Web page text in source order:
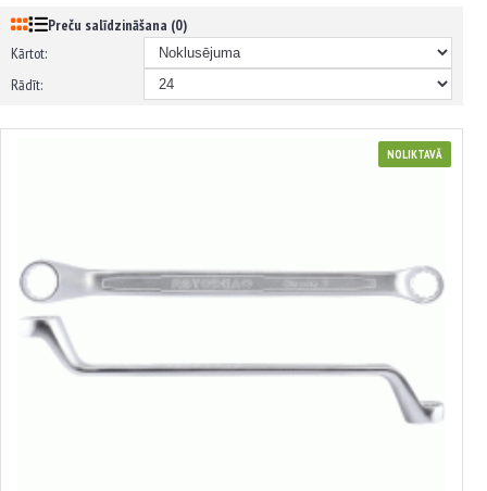
Preču salīdzināšana (0)
Kārtot:
Rādīt:
NOLIKTAVĀ